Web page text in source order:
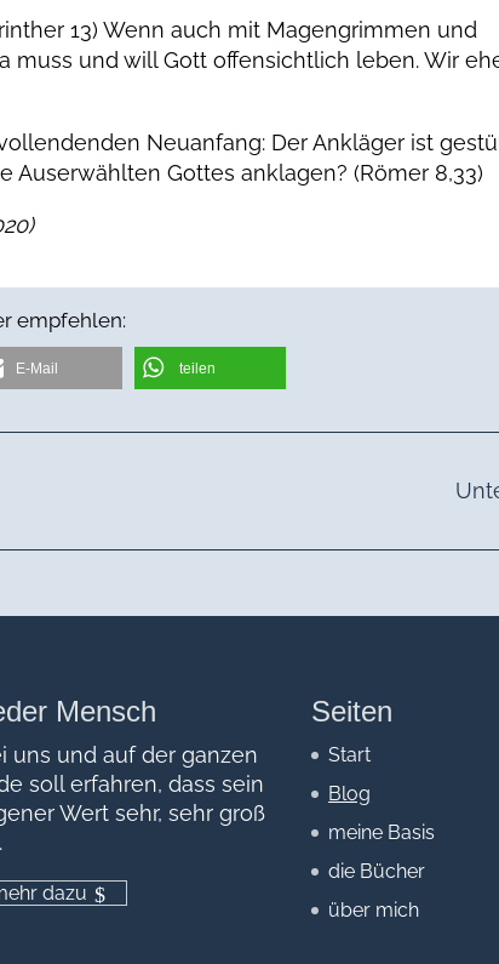
13) Wenn auch mit Magengrimmen und
muss und will Gott offensichtlich leben. Wir
Neuanfang: Der Ankläger ist
Auserwählten Gottes anklagen? (Römer 8,33)
empfehlen:
E-Mail teilen
Mensch
uns und auf der ganzen
soll erfahren, dass sein
Wert sehr, sehr groß
dazu
Seiten
Start
Blog
meine Basis
die Bücher
über mich